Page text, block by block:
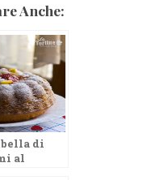
Anche:
di
al